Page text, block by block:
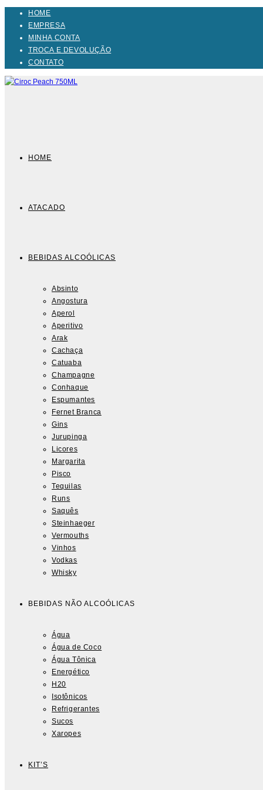
conteúdo
HOME
EMPRESA
MINHA CONTA
TROCA E DEVOLUÇÃO
CONTATO
HOME
ATACADO
BEBIDAS ALCOÓLICAS
Absinto
Angostura
Aperol
Aperitivo
Arak
Cachaça
Catuaba
Champagne
Conhaque
Espumantes
Fernet Branca
Gins
Jurupinga
Licores
Margarita
Pisco
Tequilas
Runs
Saquês
Steinhaeger
Vermouths
Vinhos
Vodkas
Whisky
BEBIDAS NÃO ALCOÓLICAS
Água
Água de Coco
Água Tônica
Energético
H20
Isotônicos
Refrigerantes
Sucos
Xaropes
KIT’S